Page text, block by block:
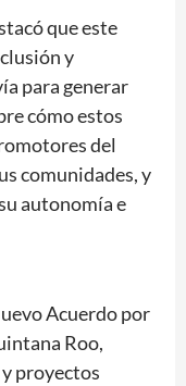
que este
y
para generar
cómo estos
del
comunidades, y
autonomía e
Acuerdo por
Roo,
proyectos